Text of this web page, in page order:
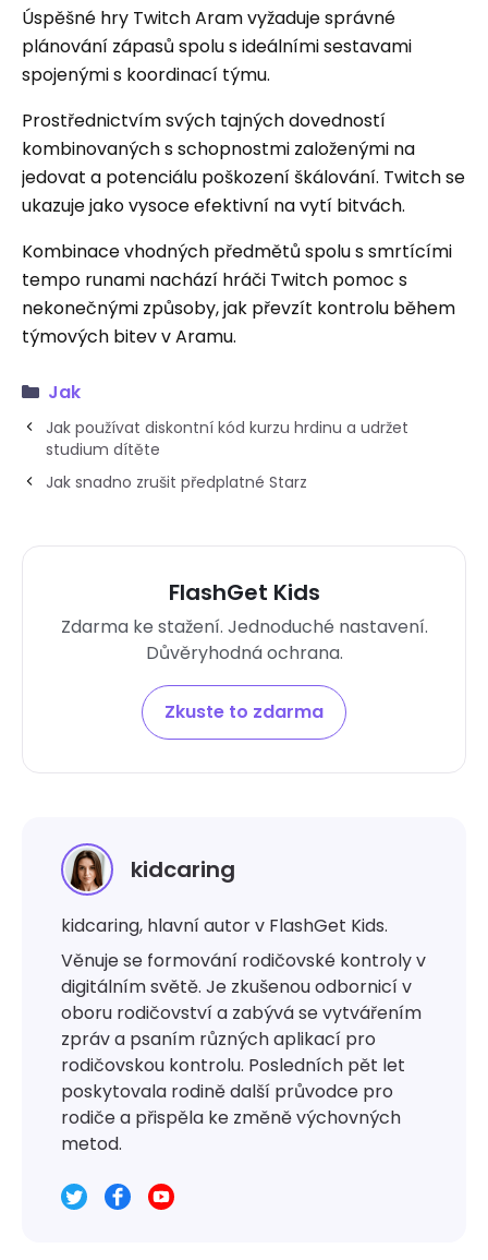
Úspěšné hry Twitch Aram vyžaduje správné
plánování zápasů spolu s ideálními sestavami
spojenými s koordinací týmu.
Prostřednictvím svých tajných dovedností
kombinovaných s schopnostmi založenými na
jedovat a potenciálu poškození škálování. Twitch se
ukazuje jako vysoce efektivní na vytí bitvách.
Kombinace vhodných předmětů spolu s smrtícími
tempo runami nachází hráči Twitch pomoc s
nekonečnými způsoby, jak převzít kontrolu během
týmových bitev v Aramu.
Jak
Jak používat diskontní kód kurzu hrdinu a udržet
studium dítěte
Jak snadno zrušit předplatné Starz
FlashGet Kids
Zdarma ke stažení. Jednoduché nastavení.
Důvěryhodná ochrana.
Zkuste to zdarma
kidcaring
kidcaring, hlavní autor v FlashGet Kids.
Věnuje se formování rodičovské kontroly v
digitálním světě. Je zkušenou odbornicí v
oboru rodičovství a zabývá se vytvářením
zpráv a psaním různých aplikací pro
rodičovskou kontrolu. Posledních pět let
poskytovala rodině další průvodce pro
rodiče a přispěla ke změně výchovných
metod.